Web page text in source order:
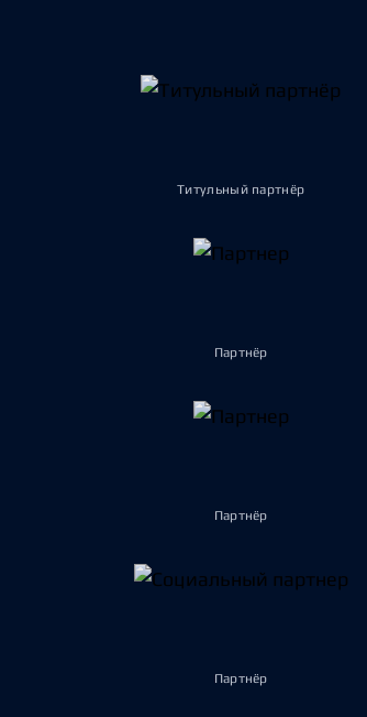
Титульный партнёр
Партнёр
Партнёр
Партнёр